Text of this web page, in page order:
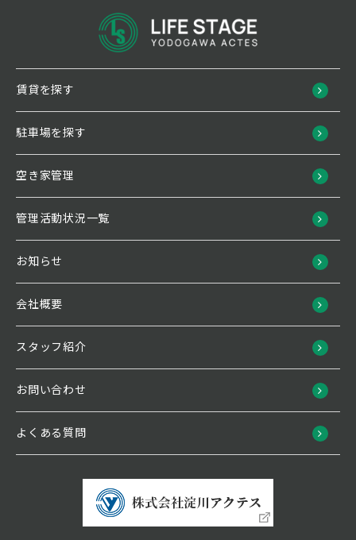
賃貸を探す
駐車場を探す
空き家管理
管理活動状況一覧
お知らせ
会社概要
スタッフ紹介
お問い合わせ
よくある質問